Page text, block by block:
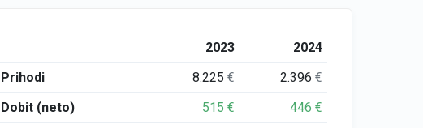
2023
2024
Prihodi
8.225€ 2.396€
Dobit (neto)
515€ 446€